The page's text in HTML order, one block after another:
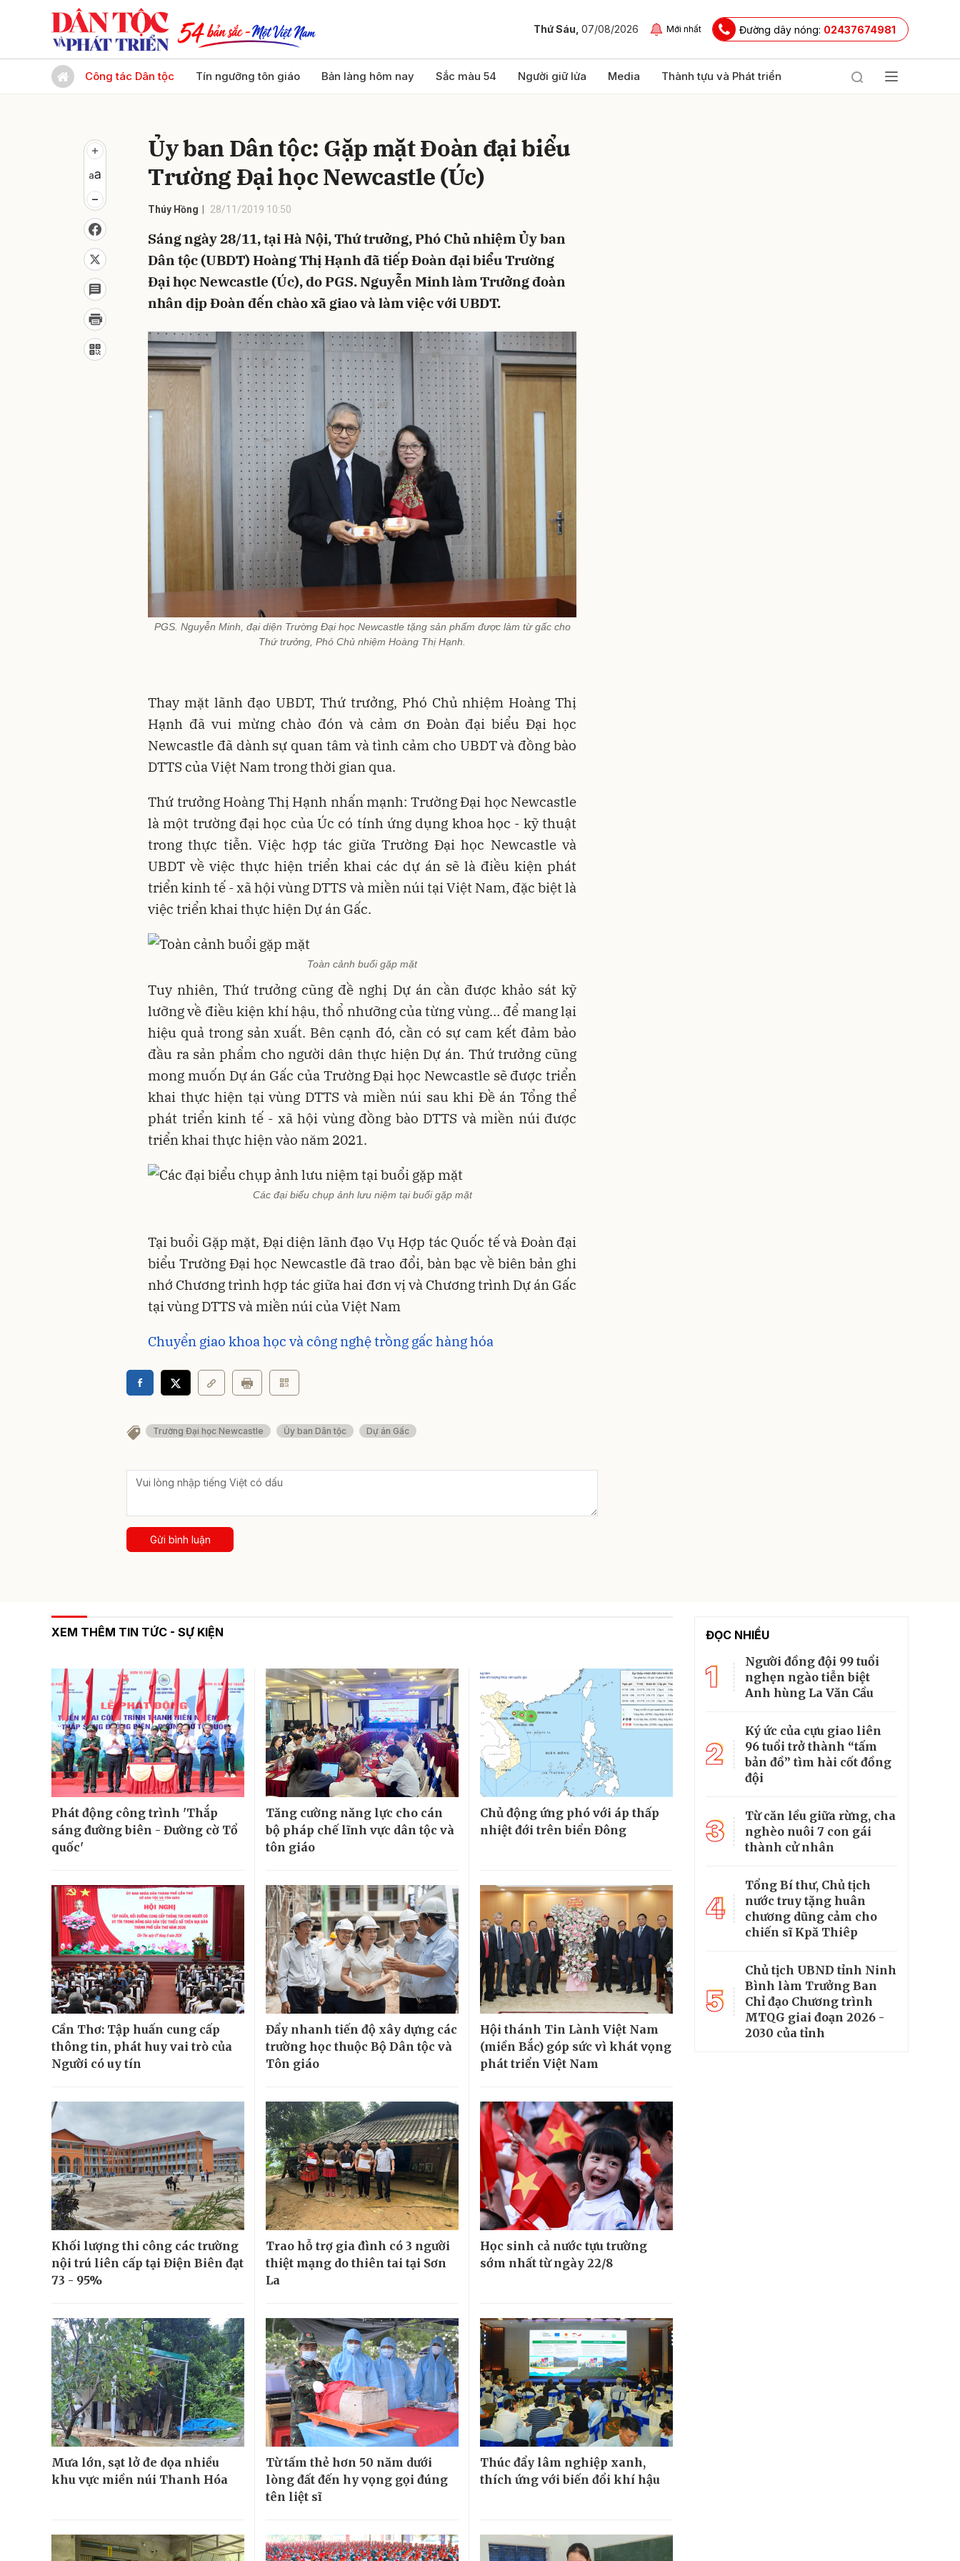
Thứ Sáu, 07/08/2026 Mới nhất Đường dây nóng: 02437674981
Công tác Dân tộc Tín ngưỡng tôn giáo Bản làng hôm nay Sắc màu 54 Người giữ lửa Media Thành tựu và Phát triển
Ủy ban Dân tộc: Gặp mặt Đoàn đại biểu
Trường Đại học Newcastle (Úc)
Thúy Hồng 28/11/2019 10:50
Sáng ngày 28/11, tại Hà Nội, Thứ trưởng, Phó Chủ nhiệm Ủy ban
Dân tộc (UBDT) Hoàng Thị Hạnh đã tiếp Đoàn đại biểu Trường
Đại học Newcastle (Úc), do PGS. Nguyễn Minh làm Trưởng đoàn
nhân dịp Đoàn đến chào xã giao và làm việc với UBDT.
PGS. Nguyễn Minh, đại diện Trường Đại học Newcastle tặng sản phẩm được làm từ gấc cho
Thứ trưởng, Phó Chủ nhiệm Hoàng Thị Hạnh.
Thay mặt lãnh đạo UBDT, Thứ trưởng, Phó Chủ nhiệm Hoàng Thị
Hạnh đã vui mừng chào đón và cảm ơn Đoàn đại biểu Đại học
Newcastle đã dành sự quan tâm và tình cảm cho UBDT và đồng bào
DTTS của Việt Nam trong thời gian qua.
Thứ trưởng Hoàng Thị Hạnh nhấn mạnh: Trường Đại học Newcastle
là một trường đại học của Úc có tính ứng dụng khoa học - kỹ thuật
trong thực tiễn. Việc hợp tác giữa Trường Đại học Newcastle và
UBDT về việc thực hiện triển khai các dự án sẽ là điều kiện phát
triển kinh tế - xã hội vùng DTTS và miền núi tại Việt Nam, đặc biệt là
việc triển khai thực hiện Dự án Gấc.
Toàn cảnh buổi gặp mặt
Tuy nhiên, Thứ trưởng cũng đề nghị Dự án cần được khảo sát kỹ
lưỡng về điều kiện khí hậu, thổ nhưỡng của từng vùng… để mang lại
hiệu quả trong sản xuất. Bên cạnh đó, cần có sự cam kết đảm bảo
đầu ra sản phẩm cho người dân thực hiện Dự án. Thứ trưởng cũng
mong muốn Dự án Gấc của Trường Đại học Newcastle sẽ được triển
khai thực hiện tại vùng DTTS và miền núi sau khi Đề án Tổng thể
phát triển kinh tế - xã hội vùng đồng bào DTTS và miền núi được
triển khai thực hiện vào năm 2021.
Các đại biểu chụp ảnh lưu niệm tại buổi gặp mặt
Tại buổi Gặp mặt, Đại diện lãnh đạo Vụ Hợp tác Quốc tế và Đoàn đại
biểu Trường Đại học Newcastle đã trao đổi, bàn bạc về biên bản ghi
nhớ Chương trình hợp tác giữa hai đơn vị và Chương trình Dự án Gấc
tại vùng DTTS và miền núi của Việt Nam
Chuyển giao khoa học và công nghệ trồng gấc hàng hóa
Trường Đại học Newcastle Ủy ban Dân tộc Dự án Gấc
Gửi bình luận
XEM THÊM TIN TỨC - SỰ KIỆN
Phát động công trình 'Thắp
sáng đường biên - Đường cờ Tổ
quốc'
Tăng cường năng lực cho cán
bộ pháp chế lĩnh vực dân tộc và
tôn giáo
Chủ động ứng phó với áp thấp
nhiệt đới trên biển Đông
Cần Thơ: Tập huấn cung cấp
thông tin, phát huy vai trò của
Người có uy tín
Đẩy nhanh tiến độ xây dựng các
trường học thuộc Bộ Dân tộc và
Tôn giáo
Hội thánh Tin Lành Việt Nam
(miền Bắc) góp sức vì khát vọng
phát triển Việt Nam
Khối lượng thi công các trường
nội trú liên cấp tại Điện Biên đạt
73 - 95%
Trao hỗ trợ gia đình có 3 người
thiệt mạng do thiên tai tại Sơn
La
Học sinh cả nước tựu trường
sớm nhất từ ngày 22/8
Mưa lớn, sạt lở đe dọa nhiều
khu vực miền núi Thanh Hóa
Từ tấm thẻ hơn 50 năm dưới
lòng đất đến hy vọng gọi đúng
tên liệt sĩ
Thúc đẩy lâm nghiệp xanh,
thích ứng với biến đổi khí hậu
ĐỌC NHIỀU
1
Người đồng đội 99 tuổi
nghẹn ngào tiễn biệt
Anh hùng La Văn Cầu
2
Ký ức của cựu giao liên
96 tuổi trở thành “tấm
bản đồ” tìm hài cốt đồng
đội
3
Từ căn lều giữa rừng, cha
nghèo nuôi 7 con gái
thành cử nhân
4
Tổng Bí thư, Chủ tịch
nước truy tặng huân
chương dũng cảm cho
chiến sĩ Kpă Thiêp
5
Chủ tịch UBND tỉnh Ninh
Bình làm Trưởng Ban
Chỉ đạo Chương trình
MTQG giai đoạn 2026 -
2030 của tỉnh
Gửi bình luận
Hủy